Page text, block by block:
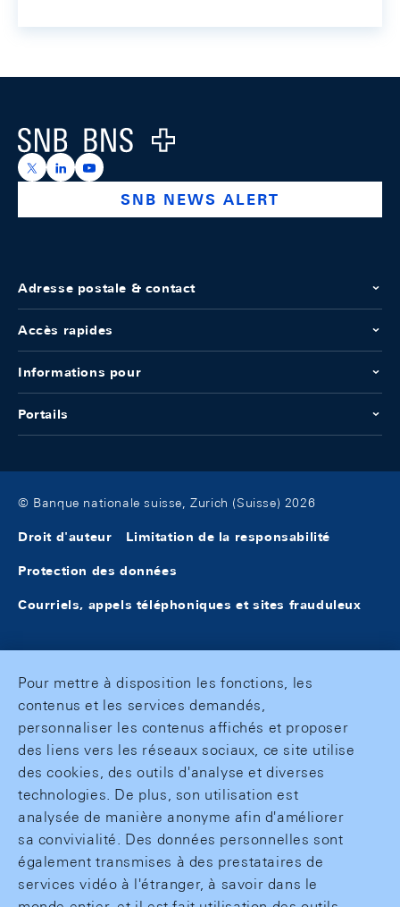
Logo
https://x.com/snb_bns
https://ch.linkedin.com/company/swiss-national-
https://www.youtube.com/@swissnationalbank
SNB NEWS ALERT
Adresse postale & contact
Accès rapides
Informations pour
Portails
© Banque nationale suisse, Zurich (Suisse) 2026
Droit d'auteur Limitation de la responsabilité
Protection des données
Courriels, appels téléphoniques et sites frauduleux
Pour mettre à disposition les fonctions, les
contenus et les services demandés,
personnaliser les contenus affichés et proposer
des liens vers les réseaux sociaux, ce site utilise
des cookies, des outils d'analyse et diverses
technologies. De plus, son utilisation est
analysée de manière anonyme afin d'améliorer
sa convivialité. Des données personnelles sont
également transmises à des prestataires de
services vidéo à l'étranger, à savoir dans le